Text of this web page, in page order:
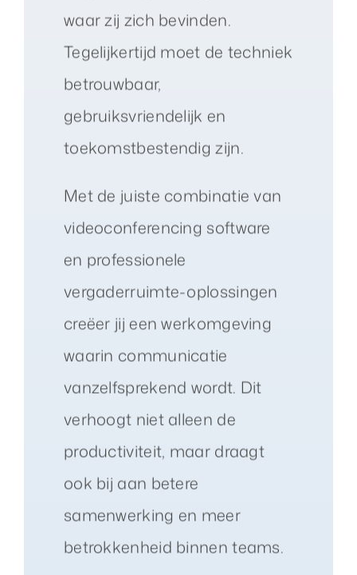
waar zij zich bevinden.
Tegelijkertijd moet de techniek
betrouwbaar,
gebruiksvriendelijk en
toekomstbestendig zijn.
Met de juiste combinatie van
videoconferencing software
en professionele
vergaderruimte-oplossingen
creëer jij een werkomgeving
waarin communicatie
vanzelfsprekend wordt. Dit
verhoogt niet alleen de
productiviteit, maar draagt
ook bij aan betere
samenwerking en meer
betrokkenheid binnen teams.